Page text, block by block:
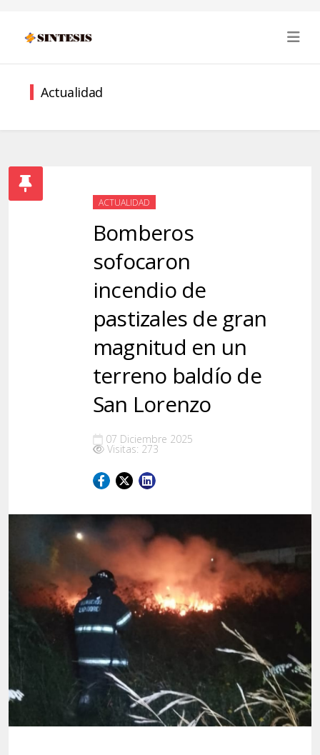
Actualidad
ACTUALIDAD
Bomberos
sofocaron
incendio de
pastizales de gran
magnitud en un
terreno baldío de
San Lorenzo
07 Diciembre 2025
Visitas: 273